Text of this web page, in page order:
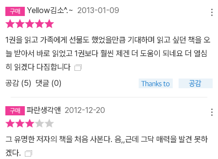
Yellow김소^.~ 2013-01-09
1권을 읽고 가족에게 선물도 했었을만큼 기대하며 읽고 싶던 책을 오
늘 받아서 바로 읽었고 1권보다 훨씬 제겐 더 도움이 되네요 더 열심
히 읽겠다 다짐합니다
공감 (5) 댓글 (0)
파란생각앤 2012-12-20
그 유명한 저자의 책을 처음 사본다. 음,,근데 그닥 매력을 발견 못하
겠다.